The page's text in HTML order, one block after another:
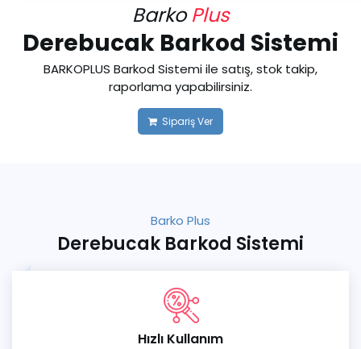
BarkoPlus
Derebucak Barkod Sistemi
BARKOPLUS Barkod Sistemi ile satış, stok takip,
raporlama yapabilirsiniz.
Sipariş Ver
Barko Plus
Derebucak Barkod Sistemi
Hızlı Kullanım